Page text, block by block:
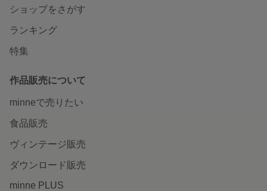
ショップをさがす
ランキング
特集
作品販売について
minneで売りたい
食品販売
ヴィンテージ販売
ダウンロード販売
minne PLUS